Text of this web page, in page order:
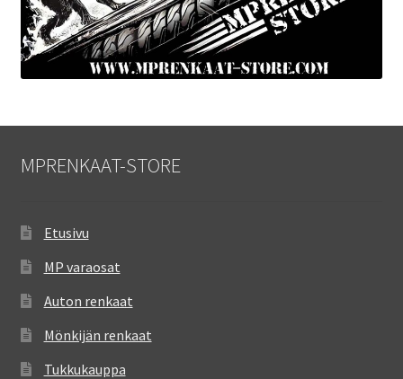
MPRENKAAT-STORE
Etusivu
MP varaosat
Auton renkaat
Mönkijän renkaat
Tukkukauppa